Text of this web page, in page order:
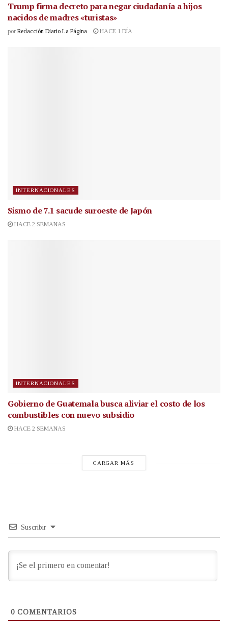
Trump firma decreto para negar ciudadanía a hijos
nacidos de madres «turistas»
por Redacción Diario La Página HACE 1 DÍA
INTERNACIONALES
Sismo de 7.1 sacude suroeste de Japón
HACE 2 SEMANAS
INTERNACIONALES
Gobierno de Guatemala busca aliviar el costo de los
combustibles con nuevo subsidio
HACE 2 SEMANAS
CARGAR MÁS
Suscribir
0 COMENTARIOS